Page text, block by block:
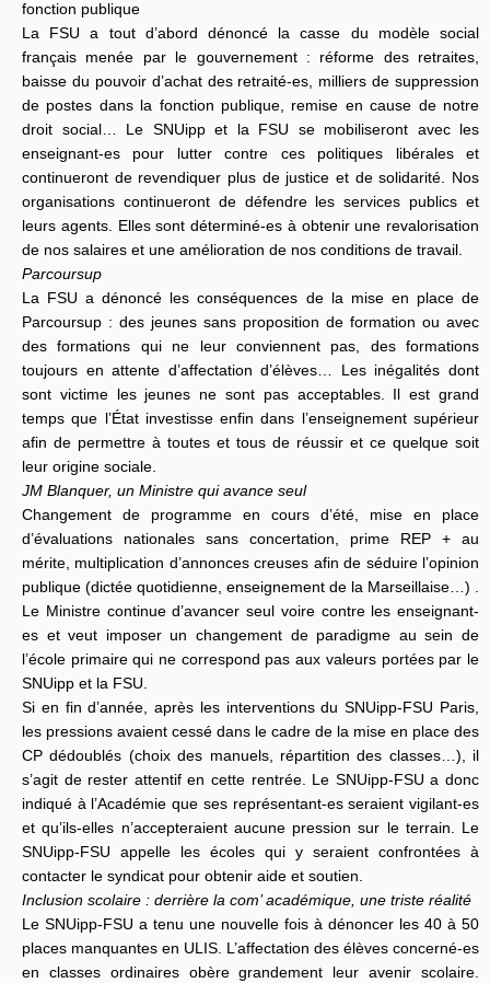
fonction publique
La FSU a tout d’abord dénoncé la casse du modèle social
français menée par le gouvernement : réforme des retraites,
baisse du pouvoir d’achat des retraité-es, milliers de suppression
de postes dans la fonction publique, remise en cause de notre
droit social… Le SNUipp et la FSU se mobiliseront avec les
enseignant-es pour lutter contre ces politiques libérales et
continueront de revendiquer plus de justice et de solidarité. Nos
organisations continueront de défendre les services publics et
leurs agents. Elles sont déterminé-es à obtenir une revalorisation
de nos salaires et une amélioration de nos conditions de travail.
Parcoursup
La FSU a dénoncé les conséquences de la mise en place de
Parcoursup : des jeunes sans proposition de formation ou avec
des formations qui ne leur conviennent pas, des formations
toujours en attente d’affectation d’élèves… Les inégalités dont
sont victime les jeunes ne sont pas acceptables. Il est grand
temps que l’État investisse enfin dans l’enseignement supérieur
afin de permettre à toutes et tous de réussir et ce quelque soit
leur origine sociale.
JM Blanquer, un Ministre qui avance seul
Changement de programme en cours d’été, mise en place
d’évaluations nationales sans concertation, prime REP + au
mérite, multiplication d’annonces creuses afin de séduire l’opinion
publique (dictée quotidienne, enseignement de la Marseillaise…) .
Le Ministre continue d’avancer seul voire contre les enseignant-
es et veut imposer un changement de paradigme au sein de
l’école primaire qui ne correspond pas aux valeurs portées par le
SNUipp et la FSU.
Si en fin d’année, après les interventions du SNUipp-FSU Paris,
les pressions avaient cessé dans le cadre de la mise en place des
CP dédoublés (choix des manuels, répartition des classes…), il
s’agit de rester attentif en cette rentrée. Le SNUipp-FSU a donc
indiqué à l’Académie que ses représentant-es seraient vigilant-es
et qu’ils-elles n’accepteraient aucune pression sur le terrain. Le
SNUipp-FSU appelle les écoles qui y seraient confrontées à
contacter le syndicat pour obtenir aide et soutien.
Inclusion scolaire : derrière la com’ académique, une triste réalité
Le SNUipp-FSU a tenu une nouvelle fois à dénoncer les 40 à 50
places manquantes en ULIS. L’affectation des élèves concerné-es
en classes ordinaires obère grandement leur avenir scolaire.